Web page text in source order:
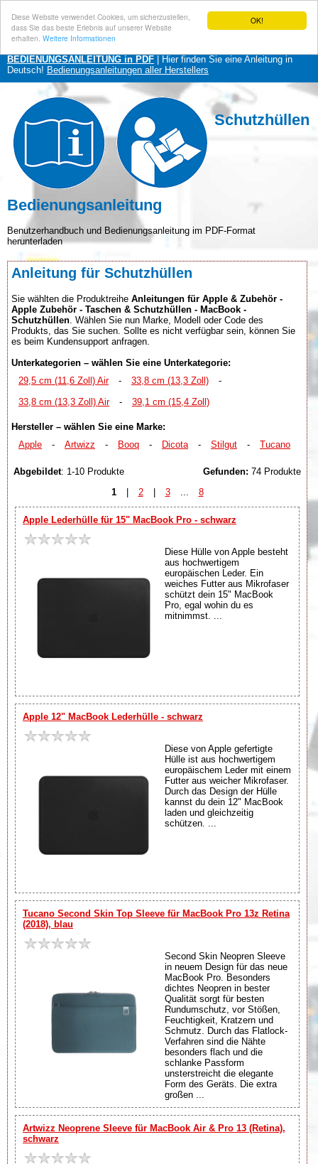
OK!
Diese Website verwendet Cookies, um sicherzustellen,
dass Sie das beste Erlebnis auf unserer Website
erhalten. Weitere Informationen
BEDIENUNGSANLEITUNG in PDF | Hier finden Sie eine Anleitung in
Deutsch! Bedienungsanleitungen aller Herstellers
Schutzhüllen
Bedienungsanleitung
Benutzerhandbuch und Bedienungsanleitung im PDF-Format
herunterladen
Anleitung für Schutzhüllen
Sie wählten die Produktreihe Anleitungen für Apple & Zubehör -
Apple Zubehör - Taschen & Schutzhüllen - MacBook -
Schutzhüllen . Wählen Sie nun Marke, Modell oder Code des
Produkts, das Sie suchen. Sollte es nicht verfügbar sein, können Sie
es beim Kundensupport anfragen.
Unterkategorien – wählen Sie eine Unterkategorie:
29,5 cm (11,6 Zoll) Air
- 33,8 cm (13,3 Zoll)
-
33,8 cm (13,3 Zoll) Air
- 39,1 cm (15,4 Zoll)
Hersteller – wählen Sie eine Marke:
Apple
- Artwizz - Booq - Dicota - Stilgut - Tucano
Abgebildet: 1-10 Produkte Gefunden: 74 Produkte
1
| 2 | 3 8
Apple Lederhülle für 15" MacBook Pro - schwarz
Diese Hülle von Apple besteht
aus hochwertigem
europäischen Leder. Ein
weiches Futter aus Mikrofaser
schützt dein 15" MacBook
Pro, egal wohin du es
mitnimmst. ...
Apple 12" MacBook Lederhülle - schwarz
Diese von Apple gefertigte
Hülle ist aus hochwertigem
europäischem Leder mit einem
Futter aus weicher Mikrofaser.
Durch das Design der Hülle
kannst du dein 12" MacBook
laden und gleichzeitig
schützen. ...
Tucano Second Skin Top Sleeve für MacBook Pro 13z Retina
(2018), blau
Second Skin Neopren Sleeve
in neuem Design für das neue
MacBook Pro. Besonders
dichtes Neopren in bester
Qualität sorgt für besten
Rundumschutz, vor Stößen,
Feuchtigkeit, Kratzern und
Schmutz. Durch das Flatlock-
Verfahren sind die Nähte
besonders flach und die
schlanke Passform
unsterstreicht die elegante
Form des Geräts. Die extra
großen ...
Artwizz Neoprene Sleeve für MacBook Air & Pro 13 (Retina),
schwarz